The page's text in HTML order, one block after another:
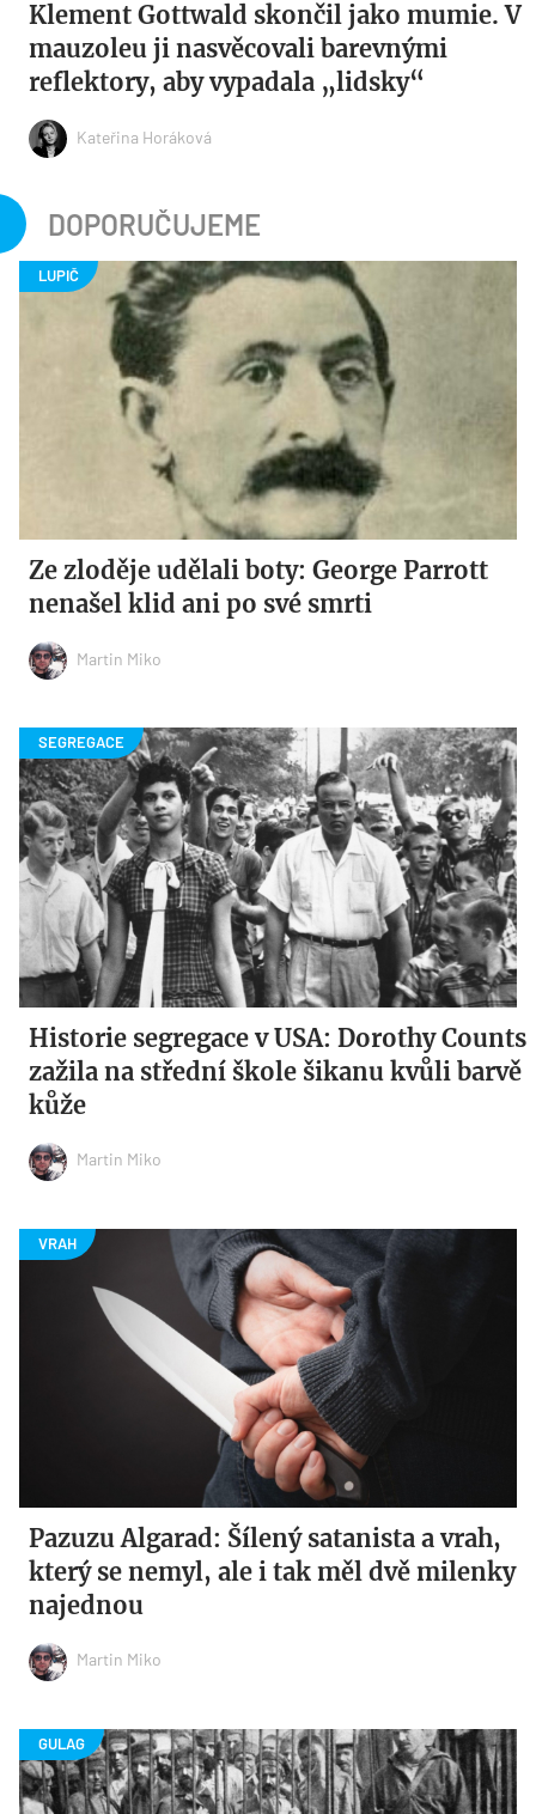
Klement Gottwald skončil jako mumie. V
mauzoleu ji nasvěcovali barevnými
reflektory, aby vypadala „lidsky“
Kateřina Horáková
DOPORUČUJEME
Ze zloděje udělali boty: George Parrott
nenašel klid ani po své smrti
Martin Miko
Historie segregace v USA: Dorothy Counts
zažila na střední škole šikanu kvůli barvě
kůže
Martin Miko
Pazuzu Algarad: Šílený satanista a vrah,
který se nemyl, ale i tak měl dvě milenky
najednou
Martin Miko